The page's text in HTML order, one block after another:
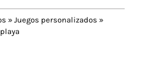
» Juegos personalizados »